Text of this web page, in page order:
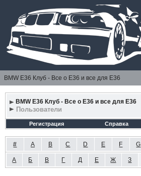
BMW E36 Клуб - Все о Е36 и все для Е36
BMW E36 Клуб - Все о Е36 и все для Е36
Пользователи
Регистрация Справка
# A B C D E F G
А Б В Г Д Е Ж З